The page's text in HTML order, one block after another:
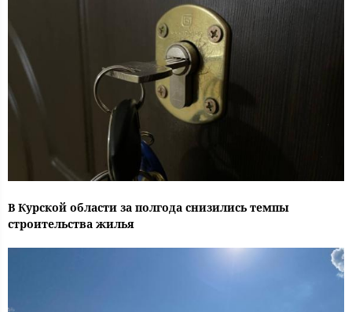
В Курской области за полгода снизились темпы
строительства жилья